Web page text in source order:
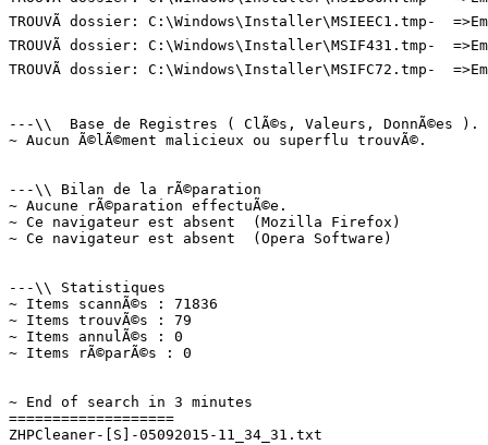
TROUVÃ dossier: C:\Windows\Installer\MSIEEC1.tmp-
TROUVÃ dossier: C:\Windows\Installer\MSIF431.tmp-
TROUVÃ dossier: C:\Windows\Installer\MSIFC72.tmp-
---\\  Base de Registres ( ClÃ©s, Valeurs, DonnÃ©es ).
~ Aucun Ã©lÃ©ment malicieux ou superflu trouvÃ©.
---\\ Bilan de la rÃ©paration
~ Aucune rÃ©paration effectuÃ©e.
~ Ce navigateur est absent  (Mozilla Firefox)
~ Ce navigateur est absent  (Opera Software)
---\\ Statistiques
~ Items scannÃ©s : 71836
~ Items trouvÃ©s : 79
~ Items annulÃ©s : 0
~ Items rÃ©parÃ©s : 0
~ End of search in 3 minutes
===================